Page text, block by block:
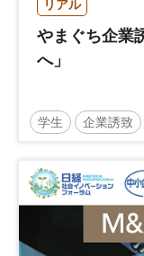
リアル
やまぐち企業
へ」
学生 企業誘致
地域活性化 自